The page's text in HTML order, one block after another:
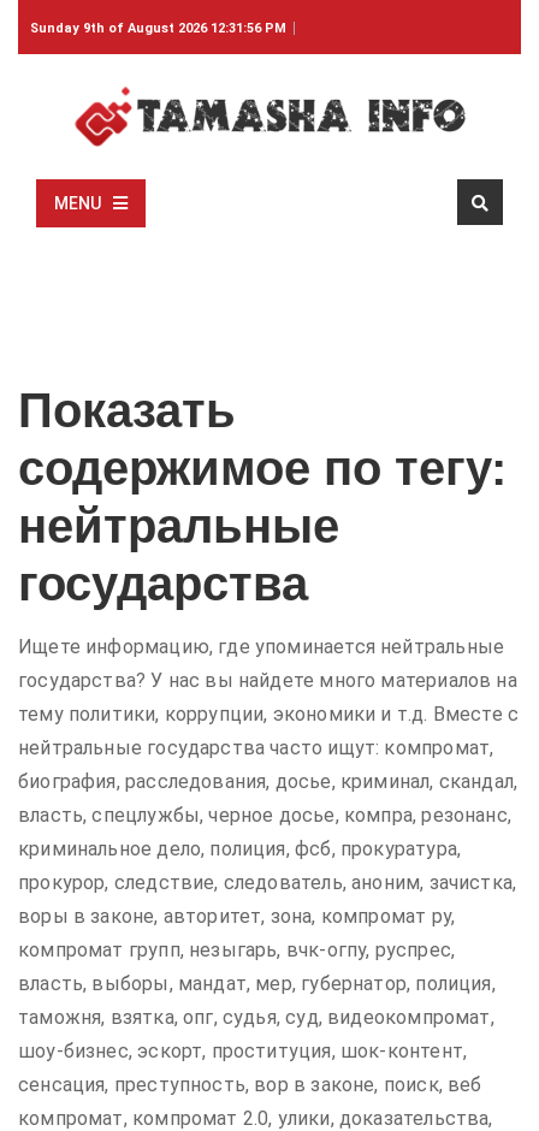
Sunday 9th of August 2026 12:31:56 PM
MENU
Показать
содержимое по тегу:
нейтральные
государства
Ищете информацию, где упоминается нейтральные
государства? У нас вы найдете много материалов на
тему политики, коррупции, экономики и т.д. Вместе с
нейтральные государства часто ищут: компромат,
биография, расследования, досье, криминал, скандал,
власть, спецлужбы, черное досье, компра, резонанс,
криминальное дело, полиция, фсб, прокуратура,
прокурор, следствие, следователь, аноним, зачистка,
воры в законе, авторитет, зона, компромат ру,
компромат групп, незыгарь, вчк-огпу, руспрес,
власть, выборы, мандат, мер, губернатор, полиция,
таможня, взятка, опг, судья, суд, видеокомпромат,
шоу-бизнес, эскорт, проституция, шок-контент,
сенсация, преступность, вор в законе, поиск, веб
компромат, компромат 2.0, улики, доказательства,